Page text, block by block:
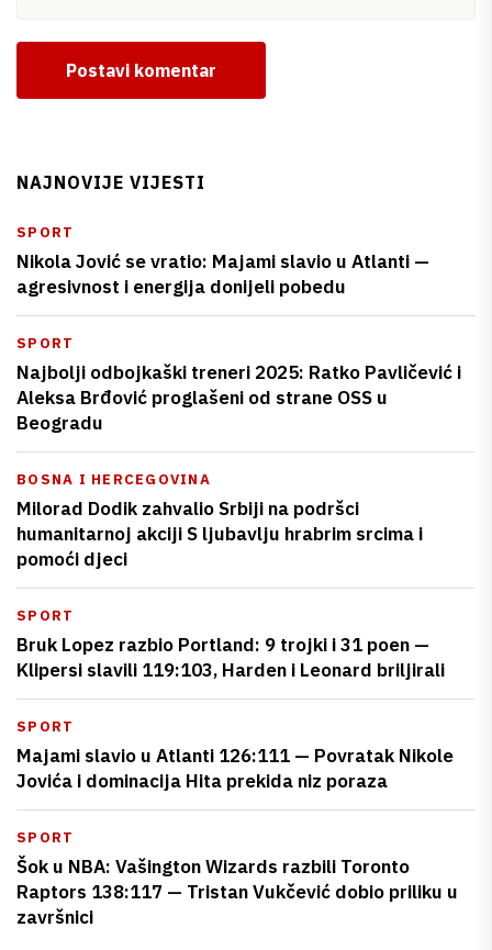
Postavi komentar
NAJNOVIJE VIJESTI
SPORT
Nikola Jović se vratio: Majami slavio u Atlanti —
agresivnost i energija donijeli pobedu
SPORT
Najbolji odbojkaški treneri 2025: Ratko Pavličević i
Aleksa Brđović proglašeni od strane OSS u
Beogradu
BOSNA I HERCEGOVINA
Milorad Dodik zahvalio Srbiji na podršci
humanitarnoj akciji S ljubavlju hrabrim srcima i
pomoći djeci
SPORT
Bruk Lopez razbio Portland: 9 trojki i 31 poen —
Klipersi slavili 119:103, Harden i Leonard briljirali
SPORT
Majami slavio u Atlanti 126:111 — Povratak Nikole
Jovića i dominacija Hita prekida niz poraza
SPORT
Šok u NBA: Vašington Wizards razbili Toronto
Raptors 138:117 — Tristan Vukčević dobio priliku u
završnici